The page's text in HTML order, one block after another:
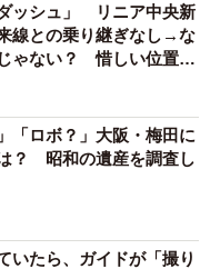
ッシュ」 リニア中央新
線との乗り継ぎなし→な
ゃない？ 惜しい位置関
「ロボ？」大阪・梅田に
？ 昭和の遺産を調査し
いたら、ガイドが「撮り